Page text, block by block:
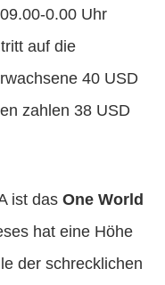
0.00 Uhr
auf die
40 USD
zahlen 38 USD
ist das One World
hat eine Höhe
der schrecklichen